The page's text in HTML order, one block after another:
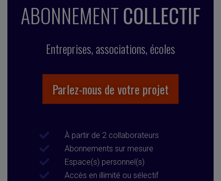
ABONNEMENTCOLLECTIF
Entreprises, associations, écoles
Parlez-nous de votre projet
À partir de 2 collaborateurs
Abonnements sur mesure
Espace(s) personnel(s)
Accès en illimité ou sélectif